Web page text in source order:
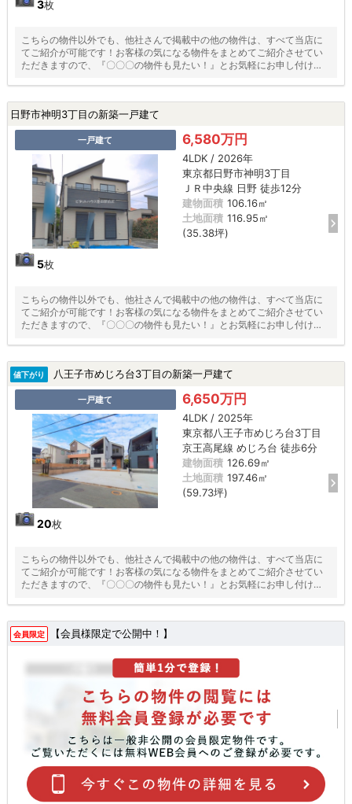
3枚
こちらの物件以外でも、他社さんで掲載中の他の物件は、すべて当店に
てご紹介が可能です！お客様の気になる物件をまとめてご紹介させてい
ただきますので、『〇〇〇の物件も見たい！』とお気軽にお申し付けく
日野市神明3丁目の新築一戸建て
一戸建て
5枚
6,580万円
4LDK / 2026年
東京都日野市神明3丁目
ＪＲ中央線 日野 徒歩12分
建物面積 106.16㎡
土地面積 116.95㎡
(35.38坪)
こちらの物件以外でも、他社さんで掲載中の他の物件は、すべて当店に
てご紹介が可能です！お客様の気になる物件をまとめてご紹介させてい
ただきますので、『〇〇〇の物件も見たい！』とお気軽にお申し付けく
値下がり 八王子市めじろ台3丁目の新築一戸建て
一戸建て
20枚
6,650万円
4LDK / 2025年
東京都八王子市めじろ台3丁目
京王高尾線 めじろ台 徒歩6分
建物面積 126.69㎡
土地面積 197.46㎡
(59.73坪)
こちらの物件以外でも、他社さんで掲載中の他の物件は、すべて当店に
てご紹介が可能です！お客様の気になる物件をまとめてご紹介させてい
ただきますので、『〇〇〇の物件も見たい！』とお気軽にお申し付けく
会員限定 【会員様限定で公開中！】